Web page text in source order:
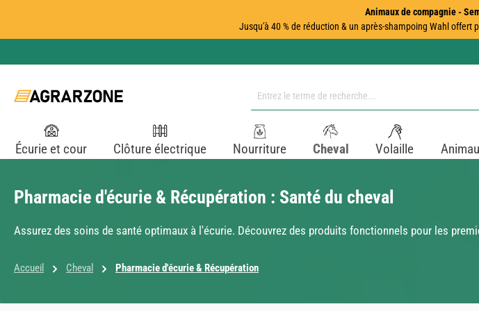
Animaux de compagnie -
Jusqu'à 40 % de réduction & un après-shampoing Wahl
Écurie et cour Clôture électrique Nourriture Cheval Volaille
Pharmacie d'écurie & Récupération : Santé du cheval
Assurez des soins de santé optimaux à l'écurie. Découvrez des produits fonctionnels pour les
Accueil Cheval Pharmacie d'écurie & Récupération